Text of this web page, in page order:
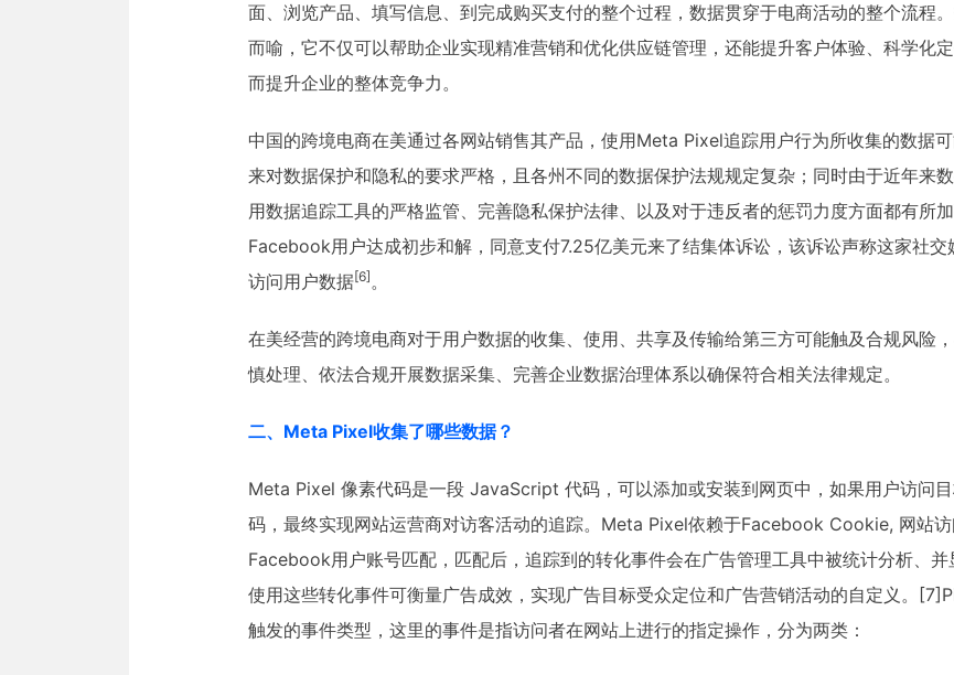
面、浏览产品、填写信息、到完成购买支付的整个过程，数据贯穿于电商活动的整个流程
而喻，它不仅可以帮助企业实现精准营销和优化供应链管理，还能提升客户体验、科学化
而提升企业的整体竞争力。
中国的跨境电商在美通过各网站销售其产品，使用Meta Pixel追踪用户行为所收集的数据
来对数据保护和隐私的要求严格，且各州不同的数据保护法规规定复杂；同时由于近年来
用数据追踪工具的严格监管、完善隐私保护法律、以及对于违反者的惩罚力度方面都有所
Facebook用户达成初步和解，同意支付7.25亿美元来了结集体诉讼，该诉讼声称这家社
访问用户数据[6]。
在美经营的跨境电商对于用户数据的收集、使用、共享及传输给第三方可能触及合规风险
慎处理、依法合规开展数据采集、完善企业数据治理体系以确保符合相关法律规定。
二、Meta Pixel收集了哪些数据？
Meta Pixel 像素代码是一段 JavaScript 代码，可以添加或安装到网页中，如果用户访问
码，最终实现网站运营商对访客活动的追踪。Meta Pixel依赖于Facebook Cookie, 网站
Facebook用户账号匹配，匹配后，追踪到的转化事件会在广告管理工具中被统计分析、
使用这些转化事件可衡量广告成效，实现广告目标受众定位和广告营销活动的自定义。
触发的事件类型，这里的事件是指访问者在网站上进行的指定操作，分为两类：